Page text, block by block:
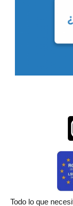
Todo lo que